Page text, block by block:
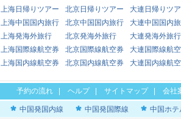
上海日帰りツアー 北京日帰りツアー
大連日帰りツ
上海中国国内旅行 北京中国国内旅行
大連中国国内
上海発海外旅行 北京発海外旅行
大連発海外旅行
上海国際線航空券 北京国際線航空券
大連国際線航
上海国内線航空券 北京国内線航空券 大連国内線航
予約の流れ ヘルプ| サイトマップ| 会社
中国発国内線 中国発国際線 中国ホテ